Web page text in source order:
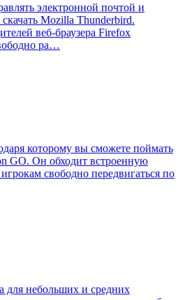
электронной почтой и
Mozilla Thunderbird.
веб-браузера Firefox
ра…
которому вы сможете поймать
GO. Он обходит встроенную
свободно передвигаться по
для небольших и средних